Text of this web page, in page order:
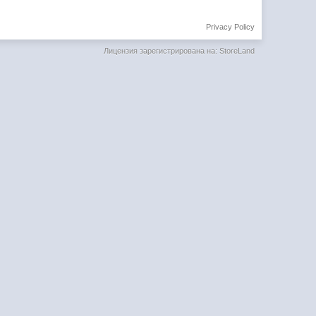
Privacy Policy
Лицензия зарегистрирована на: StoreLand